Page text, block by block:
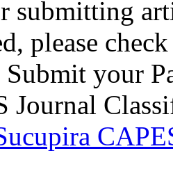
submitting
please
your
Journal